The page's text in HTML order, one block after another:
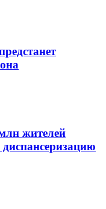
жителей